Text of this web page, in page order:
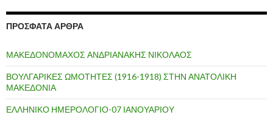
ΠΡΌΣΦΑΤΑ ΆΡΘΡΑ
ΜΑΚΕΔΟΝΟΜΑΧΟΣ ΑΝΔΡΙΑΝΑΚΗΣ ΝΙΚΟΛΑΟΣ
ΒΟΥΛΓΑΡΙΚΕΣ ΩΜΟΤΗΤΕΣ (1916-1918) ΣΤΗΝ ΑΝΑΤΟΛΙΚΗ
ΜΑΚΕΔΟΝΙΑ
ΕΛΛΗΝΙΚΟ ΗΜΕΡΟΛΟΓΙΟ-07 ΙΑΝΟΥΑΡΙΟΥ